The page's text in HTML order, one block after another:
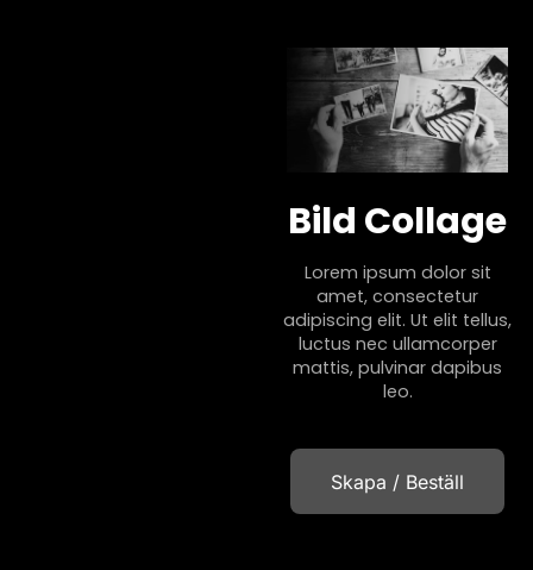
Bild Collage
Lorem ipsum dolor sit
amet, consectetur
adipiscing elit. Ut elit tellus,
luctus nec ullamcorper
mattis, pulvinar dapibus
leo.
Skapa / Beställ